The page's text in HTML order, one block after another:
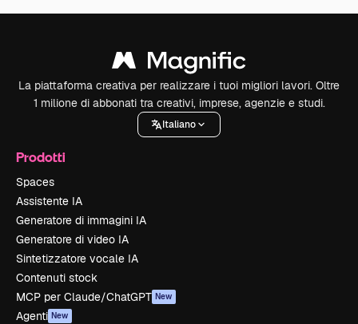
La piattaforma creativa per realizzare i tuoi migliori lavori. Oltre
1 milione di abbonati tra creativi, imprese, agenzie e studi.
Italiano
Prodotti
Spaces
Assistente IA
Generatore di immagini IA
Generatore di video IA
Sintetizzatore vocale IA
Contenuti stock
MCP per Claude/ChatGPT New
Agenti New